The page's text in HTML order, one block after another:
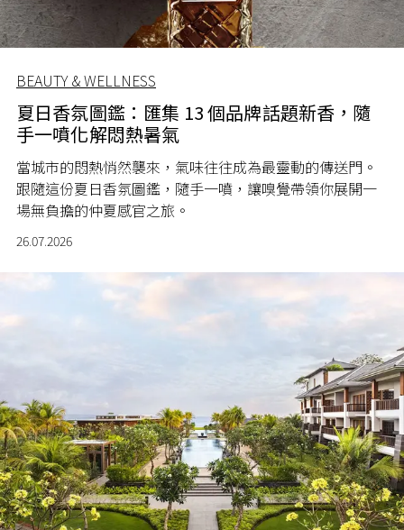
BEAUTY & WELLNESS
夏日香氛圖鑑：匯集 13 個品牌話題新香，隨
手一噴化解悶熱暑氣
當城市的悶熱悄然襲來，氣味往往成為最靈動的傳送門。
跟隨這份夏日香氛圖鑑，隨手一噴，讓嗅覺帶領你展開一
場無負擔的仲夏感官之旅。
26.07.2026